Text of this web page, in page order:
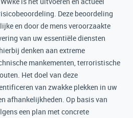
Deze beoordeling
en door de mens veroorzaakte
van uw essentiële diensten
denken aan extreme
mankementen, terroristische
Het doel van deze
van zwakke plekken in uw
afhankelijkheden. Op basis van
een plan met concrete